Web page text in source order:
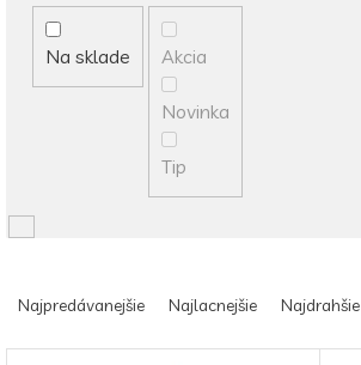
Na sklade Akcia
Novinka
Tip
a
e
Najpredávanejšie Najlacnejšie Najdrahšie